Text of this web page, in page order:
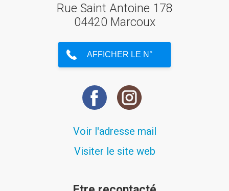
Rue Saint Antoine 178
04420 Marcoux
Voir l'adresse mail
Visiter le site web